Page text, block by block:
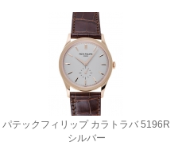
パテックフィリップ カラトラバ 5196R
シルバー